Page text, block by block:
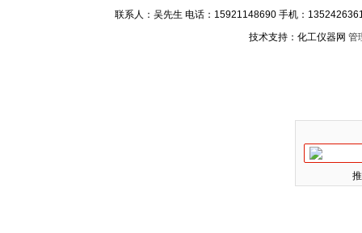
联系人：吴先生 电话：15921148690 手机：
技术支持：化工仪器网 管